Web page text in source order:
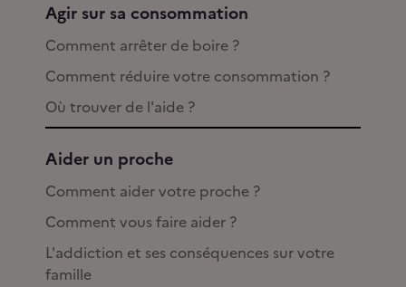
Agir sur sa consommation
Comment arrêter de boire ?
Comment réduire votre consommation ?
Où trouver de l'aide ?
Aider un proche
Comment aider votre proche ?
Comment vous faire aider ?
L'addiction et ses conséquences sur votre
famille